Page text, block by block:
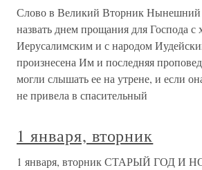
Слово в Великий Вторник
назвать днем прощания для Господа с
Иерусалимским и с народом
произнесена Им и последняя
могли слышать ее на утрене, и если
не привела в спасительный
1 января, вторник
1 января, вторник СТАРЫЙ ГОД И